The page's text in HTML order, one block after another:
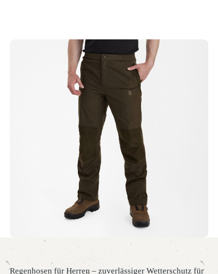
Regenhosen für Herren – zuverlässiger Wetterschutz für